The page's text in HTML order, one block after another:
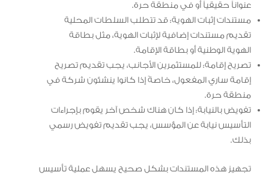
عنواناً حقيقياً أو في منطقة حرة.
مستندات إثبات الهوية: قد تتطلب السلطات المحلية
تقديم مستندات إضافية لإثبات الهوية، مثل بطاقة
الهوية الوطنية أو بطاقة الإقامة.
تصريح إقامة: للمستثمرين الأجانب، يجب تقديم تصريح
إقامة ساري المفعول، خاصةً إذا كانوا ينشئون شركة في
منطقة حرة.
تفويض بالنيابة: إذا كان هناك شخص آخر يقوم بإجراءات
التأسيس نيابة عن المؤسس، يجب تقديم تفويض رسمي
بذلك.
تجهيز هذه المستندات بشكل صحيح يسهل عملية تأسيس